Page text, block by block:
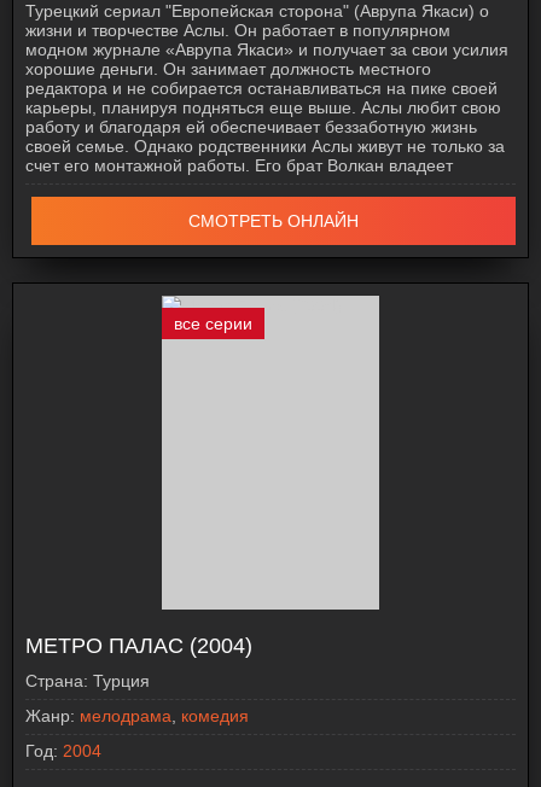
Турецкий сериал "Европейская сторона" (Аврупа Якаси) о
жизни и творчестве Аслы. Он работает в популярном
модном журнале «Аврупа Якаси» и получает за свои усилия
хорошие деньги. Он занимает должность местного
редактора и не собирается останавливаться на пике своей
карьеры, планируя подняться еще выше. Аслы любит свою
работу и благодаря ей обеспечивает беззаботную жизнь
своей семье. Однако родственники Аслы живут не только за
счет его монтажной работы. Его брат Волкан владеет
СМОТРЕТЬ ОНЛАЙН
все серии
МЕТРО ПАЛАС (2004)
Страна: Турция
Жанр: мелодрама
комедия
Год: 2004